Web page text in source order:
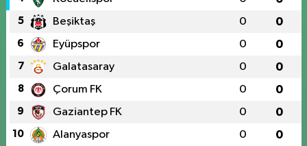
5 Beşiktaş 0 0
6 Eyüpspor 0 0
7 Galatasaray 0 0
8 Çorum FK 0 0
9 Gaziantep FK 0 0
10 Alanyaspor 0 0